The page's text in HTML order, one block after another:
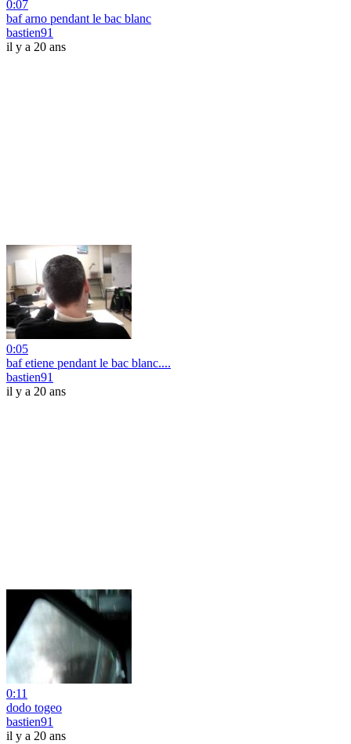
0:07
baf arno pendant le bac blanc
bastien91
il y a 20 ans
0:05
baf etiene pendant le bac blanc....
bastien91
il y a 20 ans
0:11
dodo togeo
bastien91
il y a 20 ans